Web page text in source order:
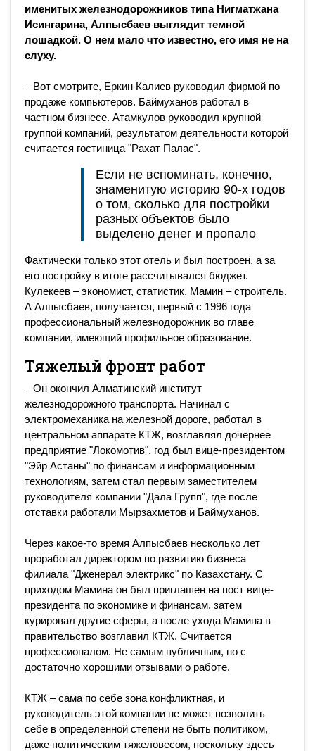
именитых железнодорожников типа Нигматжана
Исингарина, Алпысбаев выглядит темной
лошадкой. О нем мало что известно, его имя не на
слуху.
– Вот смотрите, Еркин Калиев руководил фирмой по
продаже компьютеров. Баймуханов работал в
частном бизнесе. Атамкулов руководил крупной
группой компаний, результатом деятельности которой
считается гостиница "Рахат Палас".
Если не вспоминать, конечно,
знаменитую историю 90-х годов
о том, сколько для постройки
разных объектов было
выделено денег и пропало
Фактически только этот отель и был построен, а за
его постройку в итоге рассчитывался бюджет.
Кулекеев – экономист, статистик. Мамин – строитель.
А Алпысбаев, получается, первый с 1996 года
профессиональный железнодорожник во главе
компании, имеющий профильное образование.
Тяжелый фронт работ
– Он окончил Алматинский институт
железнодорожного транспорта. Начинал с
электромеханика на железной дороге, работал в
центральном аппарате КТЖ, возглавлял дочернее
предприятие "Локомотив", год был вице-президентом
"Эйр Астаны" по финансам и информационным
технологиям, затем стал первым заместителем
руководителя компании "Дала Групп", где после
отставки работали Мырзахметов и Баймуханов.
Через какое-то время Алпысбаев несколько лет
проработал директором по развитию бизнеса
филиала "Дженерал электрикс" по Казахстану. С
приходом Мамина он был приглашен на пост вице-
президента по экономике и финансам, затем
курировал другие сферы, а после ухода Мамина в
правительство возглавил КТЖ. Считается
профессионалом. Не самым публичным, но с
достаточно хорошими отзывами о работе.
КТЖ – сама по себе зона конфликтная, и
руководитель этой компании не может позволить
себе в определенной степени не быть политиком,
даже политическим тяжеловесом, поскольку здесь